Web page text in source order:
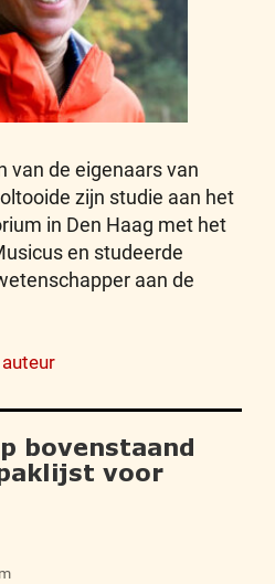
van de eigenaars van
zijn studie aan het
in Den Haag met het
en studeerde
aan de
bovenstaand
voor